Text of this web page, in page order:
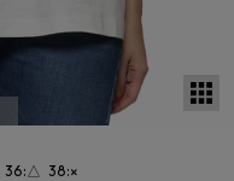
36:△ 38:×